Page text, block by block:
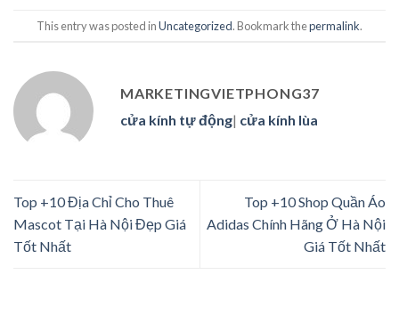
This entry was posted inUncategorized. Bookmark thepermalink.
MARKETINGVIETPHONG37
cửa kính tự động| cửa kính lùa
Top +10 Địa Chỉ Cho Thuê
Mascot Tại Hà Nội Đẹp Giá
Tốt Nhất
Top +10 Shop Quần Áo
Adidas Chính Hãng Ở Hà Nội
Giá Tốt Nhất